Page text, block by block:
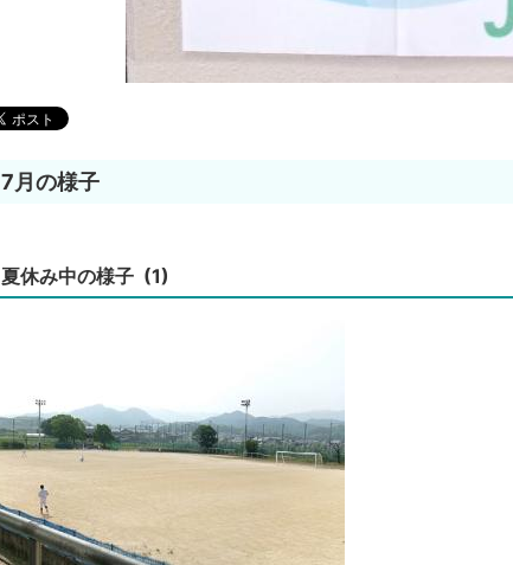
7月の様子
夏休み中の様子 (1)